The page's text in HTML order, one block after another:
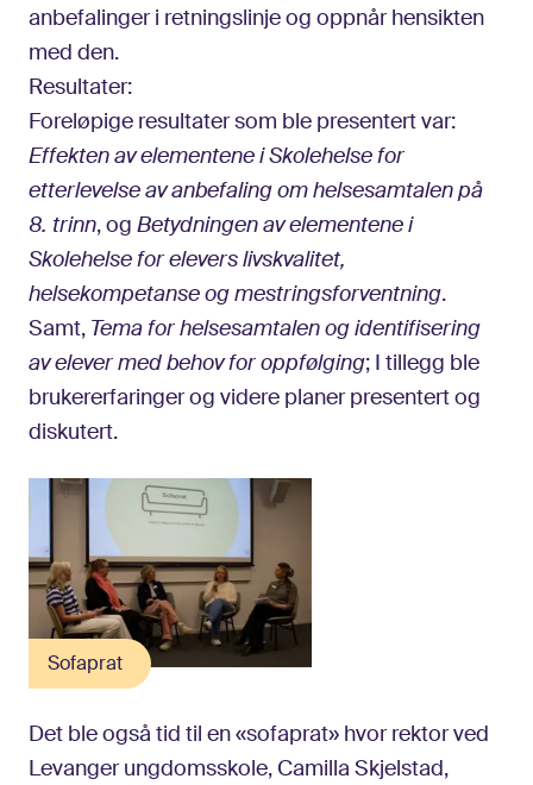
anbefalinger i retningslinje og oppnår hensikten
med den.
Resultater:
Foreløpige resultater som ble presentert var:
Effekten av elementene i Skolehelse for
etterlevelse av anbefaling om helsesamtalen på
8. trinn, og Betydningen av elementene i
Skolehelse for elevers livskvalitet,
helsekompetanse og mestringsforventning.
Samt, Tema for helsesamtalen og identifisering
av elever med behov for oppfølging; I tillegg ble
brukererfaringer og videre planer presentert og
diskutert.
Sofaprat
Det ble også tid til en «sofaprat» hvor rektor ved
Levanger ungdomsskole, Camilla Skjelstad,